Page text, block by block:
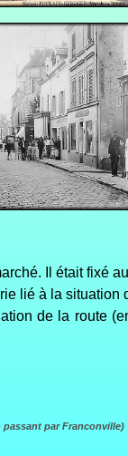
Il était fixé
lié à la situation
de la route
passant par Franconville)